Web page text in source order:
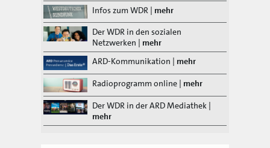
Infos zum WDR | mehr
Der WDR in den sozialen
Netzwerken | mehr
ARD-Kommunikation | mehr
Radioprogramm online | mehr
Der WDR in der ARD Mediathek |
mehr